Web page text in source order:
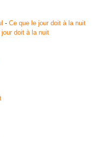
- Ce que le jour doit à la nuit
doit à la nuit